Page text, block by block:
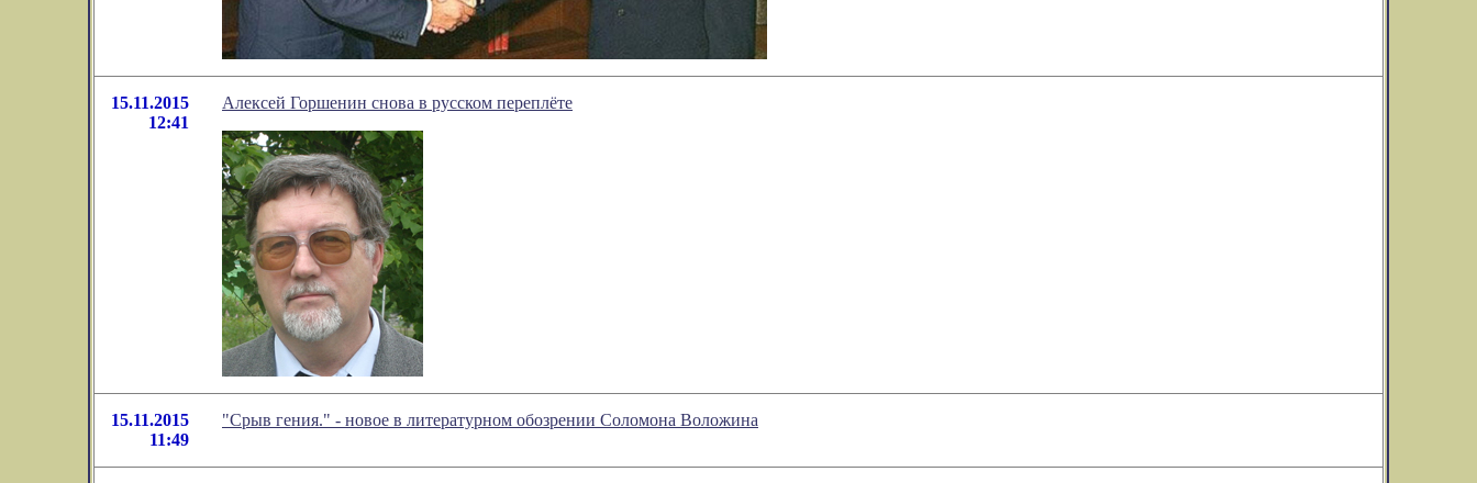
15.11.2015
12:41
Алексей Горшенин снова в русском переплёте
15.11.2015
11:49
"Срыв гения." - новое в литературном обозрении Соломона Воложина